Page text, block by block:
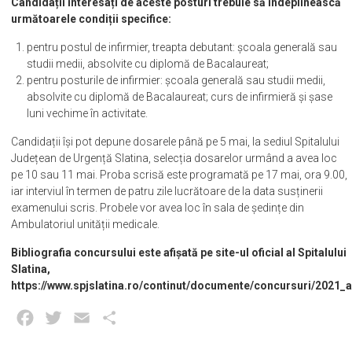
următoarele condiții specifice:
pentru postul de infirmier, treapta debutant: școala generală sau
studii medii, absolvite cu diplomă de Bacalaureat;
pentru posturile de infirmier: școala generală sau studii medii,
absolvite cu diplomă de Bacalaureat; curs de infirmieră și șase
luni vechime în activitate.
Candidații își pot depune dosarele până pe 5 mai, la sediul Spitalului
Județean de Urgență Slatina, selecția dosarelor urmând a avea loc
pe 10 sau 11 mai. Proba scrisă este programată pe 17 mai, ora 9.00,
iar interviul în termen de patru zile lucrătoare de la data susținerii
examenului scris. Probele vor avea loc în sala de ședințe din
Ambulatoriul unității medicale.
Bibliografia concursului este afișată pe site-ul oficial al Spitalului
Slatina,
https://www.spjslatina.ro/continut/documente/concursuri/
Facebook
Twitter Email